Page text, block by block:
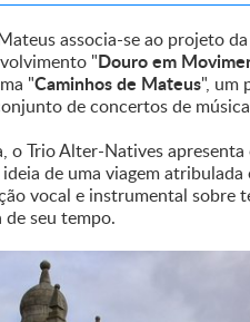
associa-se ao projeto
"Douro em
"Caminhos de Mateus", um
de concertos de
o Trio Alter-Natives apresenta
de uma viagem
vocal e instrumental sobre
de seu tempo.